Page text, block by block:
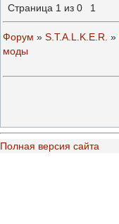
Страница 1 из 0 1
Форум » S.T.A.L.K.E.R. »
моды
Полная версия сайта